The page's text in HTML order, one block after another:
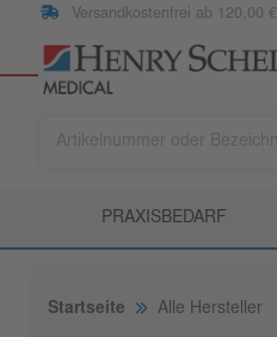
Versandkostenfrei ab 120,00 €
PRAXISBEDARF
Startseite Alle Hersteller